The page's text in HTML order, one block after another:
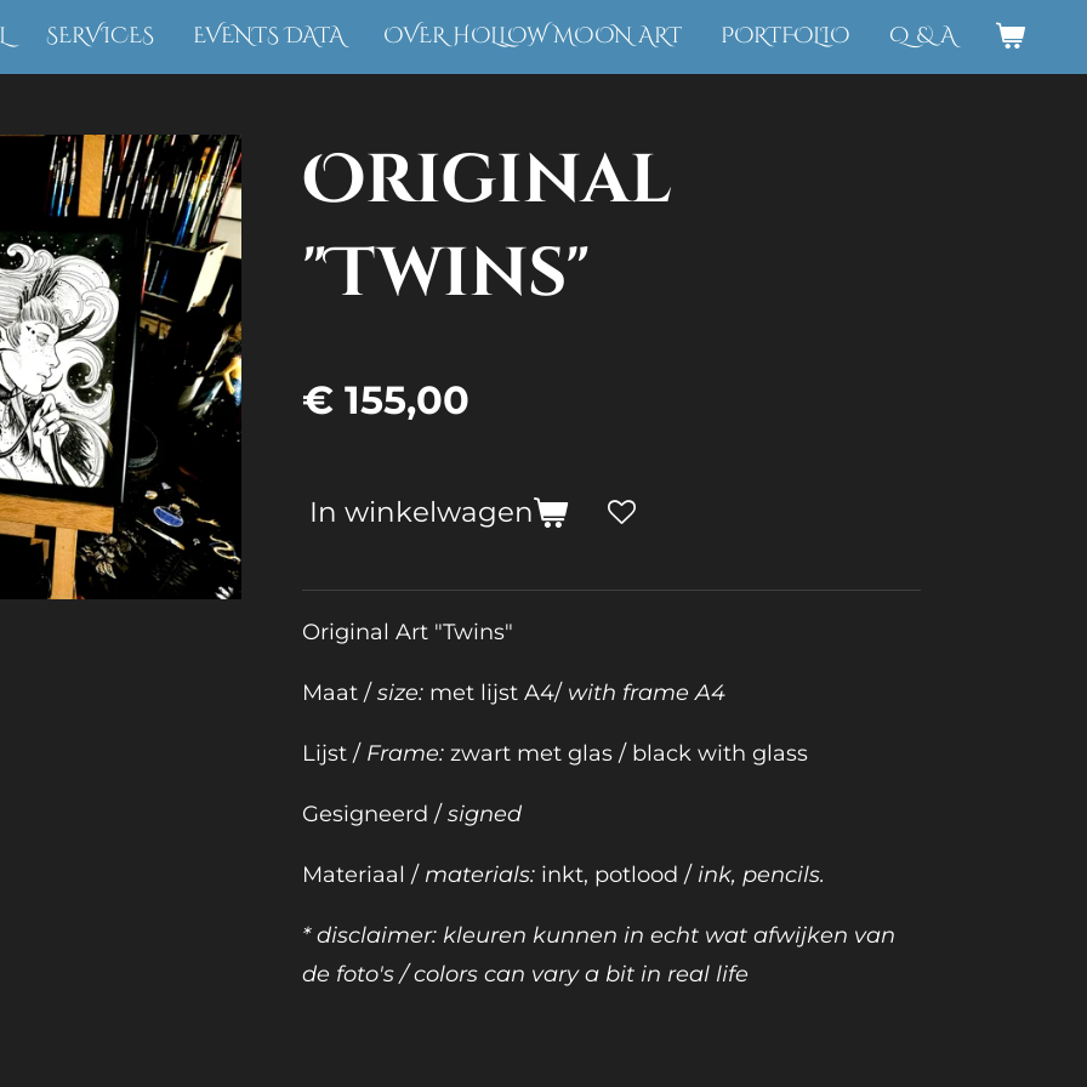
SERVICES EVENTS DATA OVER HOLLOW MOON ART PORTFOLIO Q & A
Original
"Twins"
€ 155,00
In winkelwagen
Original Art "Twins"
Maat / size: met lijst A4/ with frame A4
Lijst / Frame: zwart met glas / black with glass
Gesigneerd / signed
Materiaal / materials: inkt, potlood / ink, pencils.
* disclaimer: kleuren kunnen in echt wat afwijken van
de foto's / colors can vary a bit in real life